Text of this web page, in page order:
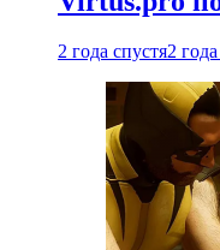
2 года спустя2